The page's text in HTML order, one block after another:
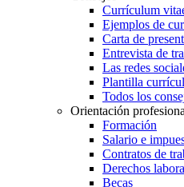
Currículum
Ejemplos de
Carta de
Entrevista de
Las redes
Plantilla
Todos los
Orientación
Formación
Salario e
Contratos de
Derechos
Becas